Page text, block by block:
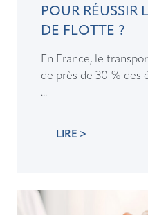
POUR RÉUSSIR
DE FLOTTE ?
En France, le
de près de 30 % des
...
LIRE >